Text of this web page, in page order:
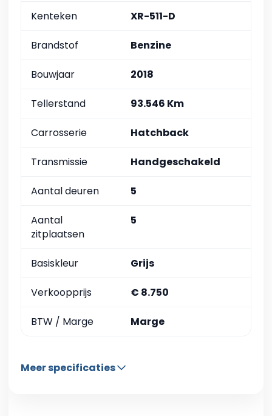
Kenteken XR-511-D
Brandstof Benzine
Bouwjaar 2018
Tellerstand 93.546 Km
Carrosserie Hatchback
Transmissie Handgeschakeld
Aantal deuren 5
Aantal
zitplaatsen
5
Basiskleur Grijs
Verkoopprijs € 8.750
BTW / Marge Marge
Meer specificaties